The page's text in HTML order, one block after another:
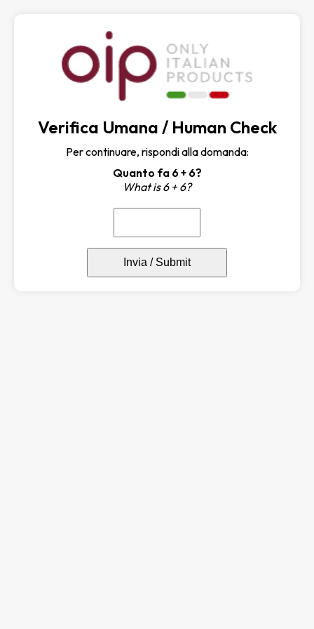
Verifica Umana / Human Check
Per continuare, rispondi alla domanda:
Quanto fa 6 + 6?
What is 6 + 6?
Invia / Submit